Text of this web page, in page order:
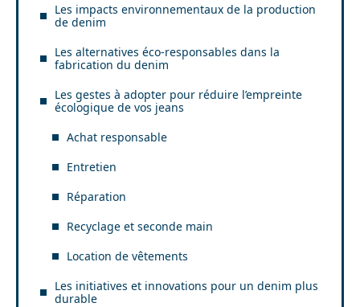
Les impacts environnementaux de la production
de denim
Les alternatives éco-responsables dans la
fabrication du denim
Les gestes à adopter pour réduire l’empreinte
écologique de vos jeans
Achat responsable
Entretien
Réparation
Recyclage et seconde main
Location de vêtements
Les initiatives et innovations pour un denim plus
durable